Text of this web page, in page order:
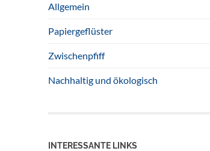
Allgemein
Papiergeflüster
Zwischenpfiff
Nachhaltig und ökologisch
INTERESSANTE LINKS